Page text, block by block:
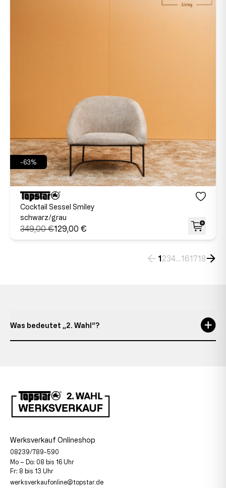
-63%
Cocktail Sessel Smiley
schwarz/grau
349,00 €129,00 €
1234…161718
Was bedeutet „2. Wahl“?
Werksverkauf Onlineshop
08239/789-590
Mo – Do: 08 bis 16 Uhr
Fr: 8 bis 13 Uhr
werksverkaufonline@topstar.de